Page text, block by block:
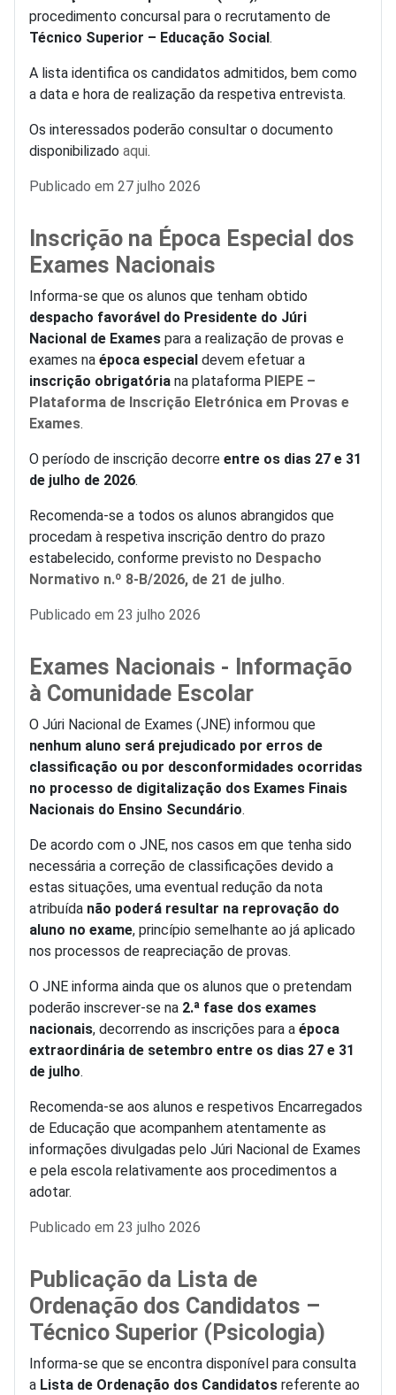
procedimento concursal para o recrutamento de
Técnico Superior – Educação Social .
A lista identifica os candidatos admitidos, bem como
a data e hora de realização da respetiva entrevista.
Os interessados poderão consultar o documento
disponibilizado aqui.
Detalhes
Publicado em 27 julho 2026
Inscrição na Época Especial dos
Exames Nacionais
Informa-se que os alunos que tenham obtido
despacho favorável do Presidente do Júri
Nacional de Exames para a realização de provas e
exames na época especial devem efetuar a
inscrição obrigatória na plataforma PIEPE –
Plataforma de Inscrição Eletrónica em Provas e
Exames.
O período de inscrição decorre entre os dias 27 e 31
de julho de 2026.
Recomenda-se a todos os alunos abrangidos que
procedam à respetiva inscrição dentro do prazo
estabelecido, conforme previsto no Despacho
Normativo n.º 8-B/2026, de 21 de julho.
Detalhes
Publicado em 23 julho 2026
Exames Nacionais - Informação
à Comunidade Escolar
O Júri Nacional de Exames (JNE) informou que
nenhum aluno será prejudicado por erros de
classificação ou por desconformidades ocorridas
no processo de digitalização dos Exames Finais
Nacionais do Ensino Secundário.
De acordo com o JNE, nos casos em que tenha sido
necessária a correção de classificações devido a
estas situações, uma eventual redução da nota
atribuída não poderá resultar na reprovação do
aluno no exame, princípio semelhante ao já aplicado
nos processos de reapreciação de provas.
O JNE informa ainda que os alunos que o pretendam
poderão inscrever-se na 2.ª fase dos exames
nacionais, decorrendo as inscrições para a época
extraordinária de setembro entre os dias 27 e 31
de julho.
Recomenda-se aos alunos e respetivos Encarregados
de Educação que acompanhem atentamente as
informações divulgadas pelo Júri Nacional de Exames
e pela escola relativamente aos procedimentos a
adotar.
Detalhes
Publicado em 23 julho 2026
Publicação da Lista de
Ordenação dos Candidatos –
Técnico Superior (Psicologia)
Informa-se que se encontra disponível para consulta
a Lista de Ordenação dos Candidatos referente ao